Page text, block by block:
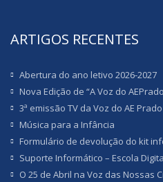
ARTIGOS RECENTES
Abertura do ano letivo 2026-2027
Nova Edição de “A Voz do
3ª emissão TV da Voz do AE Prado
Música para a Infância
Formulário de devolução do kit
Suporte Informático – Escola
O 25 de Abril na Voz das Nossas